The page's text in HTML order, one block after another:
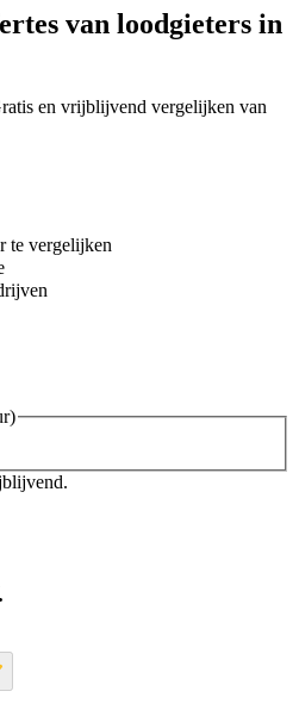
van loodgieters in
en vrijblijvend vergelijken van
te vergelijken